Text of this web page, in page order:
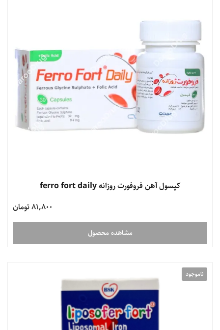
کپسول آهن فروفورت روزانه ferro fort daily
81,800 تومان
مشاهده محصول
ناموجود